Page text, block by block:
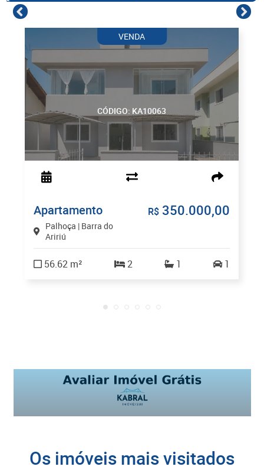
CÓDIGO: KA10063
VENDA
Apartamento
Palhoça | Barra do
Aririú
R$ 350.000,00
56.62 m² 2 1 1
Os imóveis mais visitados